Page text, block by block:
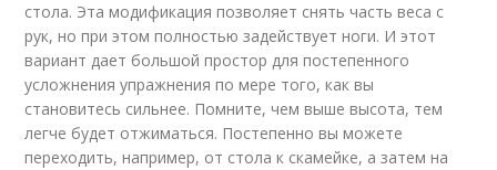
стола. Эта модификация позволяет снять часть веса с
рук, но при этом полностью задействует ноги. И этот
вариант дает большой простор для постепенного
усложнения упражнения по мере того, как вы
становитесь сильнее. Помните, чем выше высота, тем
легче будет отжиматься. Постепенно вы можете
переходить, например, от стола к скамейке, а затем на